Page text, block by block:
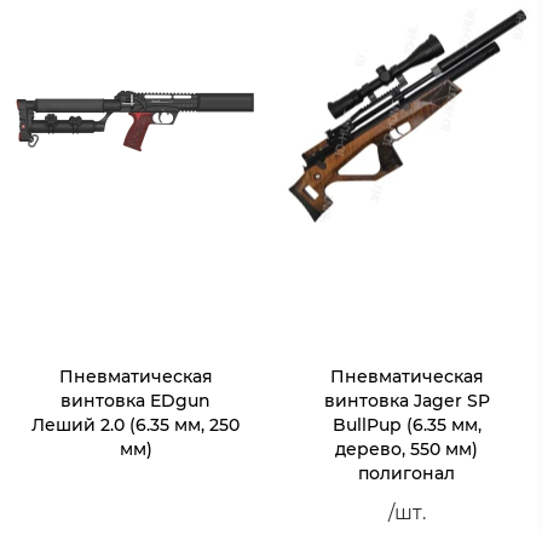
Пневматическая
винтовка EDgun
Леший 2.0 (6.35 мм, 250
мм)
Пневматическая
винтовка Jager SP
BullPup (6.35 мм,
дерево, 550 мм)
полигонал
/шт.